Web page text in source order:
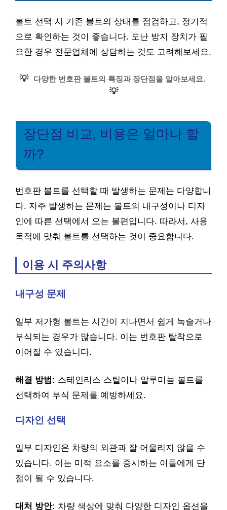
볼트 선택 시 기존 볼트의 상태를 점검하고, 정기적
으로 확인하는 것이 좋습니다. 도난 방지 장치가 필
요한 경우 전문업체에 상담하는 것도 고려해보세요.
💡 다양한 번호판 볼트의 특징과 장단점을 알아보세요.
💡
장단점 비교, 비용은 얼마나 할
까?
번호판 볼트를 선택할 때 발생하는 문제는 다양합니
다. 자주 발생하는 문제는 볼트의 내구성이나 디자
인에 따른 선택에서 오는 불편입니다. 따라서, 사용
목적에 맞춰 볼트를 선택하는 것이 중요합니다.
이용 시 주의사항
내구성 문제
일부 저가형 볼트는 시간이 지나면서 쉽게 녹슬거나
부식되는 경우가 많습니다. 이는 번호판 탈착으로
이어질 수 있습니다.
해결 방법: 스테인리스 스틸이나 알루미늄 볼트를
선택하여 부식 문제를 예방하세요.
디자인 선택
일부 디자인은 차량의 외관과 잘 어울리지 않을 수
있습니다. 이는 미적 요소를 중시하는 이들에게 단
점이 될 수 있습니다.
대처 방안: 차량 색상에 맞춰 다양한 디자인 옵션을